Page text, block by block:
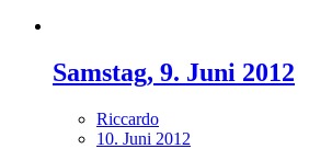
Samstag, 9. Juni 2012
Riccardo
10. Juni 2012